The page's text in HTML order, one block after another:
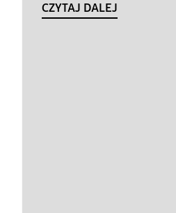
CZYTAJ DALEJ